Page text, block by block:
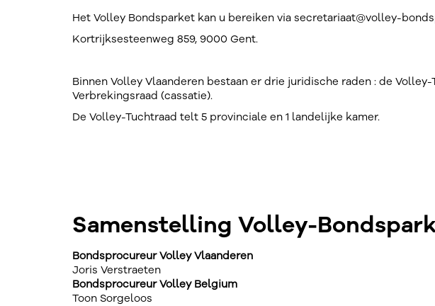
Het Volley Bondsparket kan u bereiken via secretariaat@volley-
Kortrijksesteenweg 859, 9000 Gent.
Binnen Volley Vlaanderen bestaan er drie juridische raden : de
Verbrekingsraad (cassatie).
De Volley-Tuchtraad telt 5 provinciale en 1 landelijke kamer.
Samenstelling Volley-
Bondsprocureur Volley Vlaanderen
Joris Verstraeten
Bondsprocureur Volley Belgium
Toon Sorgeloos